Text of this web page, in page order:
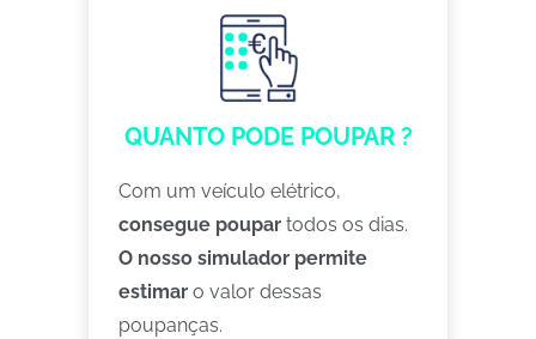
QUANTO PODE POUPAR ?
Com um veículo elétrico,
consegue poupar todos os dias.
O nosso simulador permite
estimar o valor dessas
poupanças.